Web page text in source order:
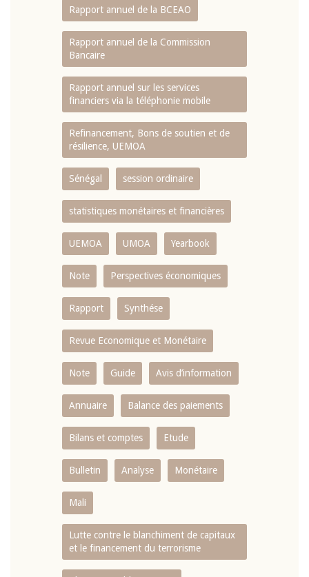
Rapport annuel de la BCEAO
Rapport annuel de la Commission
Bancaire
Rapport annuel sur les services
financiers via la téléphonie mobile
Refinancement, Bons de soutien et de
résilience, UEMOA
Sénégal session ordinaire
statistiques monétaires et financières
UEMOA UMOA Yearbook
Note Perspectives économiques
Rapport Synthése
Revue Economique et Monétaire
Note Guide Avis d’information
Annuaire Balance des paiements
Bilans et comptes Etude
Bulletin Analyse Monétaire
Mali
Lutte contre le blanchiment de capitaux
et le financement du terrorisme